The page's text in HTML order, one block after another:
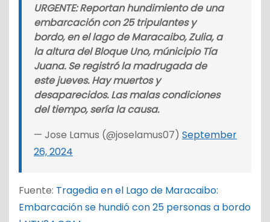
URGENTE: Reportan hundimiento de una
embarcación con 25 tripulantes y
bordo, en el lago de Maracaibo, Zulia, a
la altura del Bloque Uno, múnicipio Tía
Juana. Se registró la madrugada de
este jueves. Hay muertos y
desaparecidos. Las malas condiciones
del tiempo, sería la causa.
— Jose Lamus (@joselamus07) September
26, 2024
Fuente: Tragedia en el Lago de Maracaibo:
Embarcación se hundió con 25 personas a bordo